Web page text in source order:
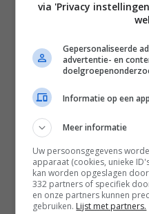
Disclaimer
Contact
Instagram
Facebook
Home
Word gratis lid
via 'Privacy
Gepersonaliseerde
advertentie- en
Informatie op een
Meer informatie
Uw persoonsgegevens
apparaat (cookies, unieke
kan worden opgeslagen
332 partners of specifiek
en onze partners kunnen
gebruiken. Lijst met partners.